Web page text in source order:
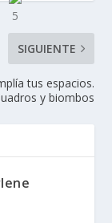
SIGUIENTE
tus espacios.
y biombos